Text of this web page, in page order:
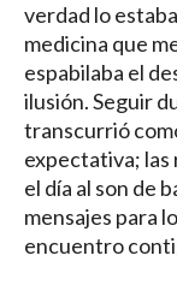
verdad lo
medicina que
espabilaba el
ilusión. Seguir
transcurrió
expectativa; las
el día al son de
mensajes para
encuentro